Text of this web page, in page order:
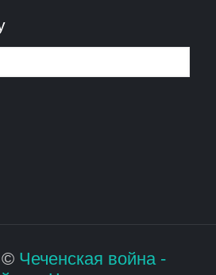
© Чеченская война -